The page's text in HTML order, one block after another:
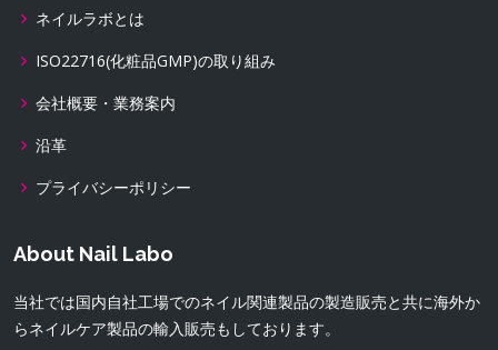
ネイルラボとは
ISO22716(化粧品GMP)の取り組み
会社概要・業務案内
沿革
プライバシーポリシー
About Nail Labo
当社では国内自社工場でのネイル関連製品の製造販売と共に海外か
らネイルケア製品の輸入販売もしております。